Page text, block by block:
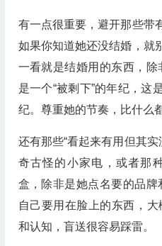
有一点很重要，避开那些带
如果你知道她还没结婚，就
一看就是结婚用的东西，
是一个“被剩下”的年纪，这
纪。尊重她的节奏，比什么
还有那些“看起来有用但其
奇古怪的小家电，或者那
盒，除非是她点名要的品
自己要用在脸上的东西，
和认知，盲送很容易踩雷。